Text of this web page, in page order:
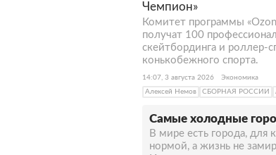
Чемпион»
Комитет программы
получат 100
скейтбординга и роллер-
конькобежного спорта.
14:07, 3 августа 2026
Экономика
Алексей Немов
СБОРНАЯ РОССИИ
Самые холодные
В мире есть города,
нормой, а жизнь не